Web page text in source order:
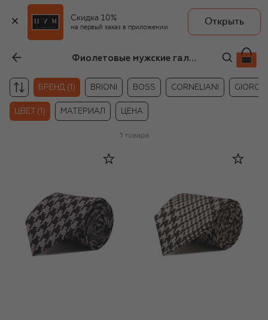
Скидка 10%
на первый заказ в приложении
Открыть
Фиолетовые мужские галстуки с принтом Tom Ford
БРЕНД (1) BRIONI BOSS CORNELIANI
ЦВЕТ (1) МАТЕРИАЛ ЦЕНА
3 товара